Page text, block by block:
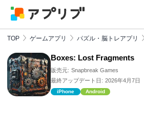
TOP ゲームアプリ パズル・脳トレアプリ
Boxes: Lost Fragments
販売元: Snapbreak Games
最終アップデート日: 2026年4月7日
iPhone Android